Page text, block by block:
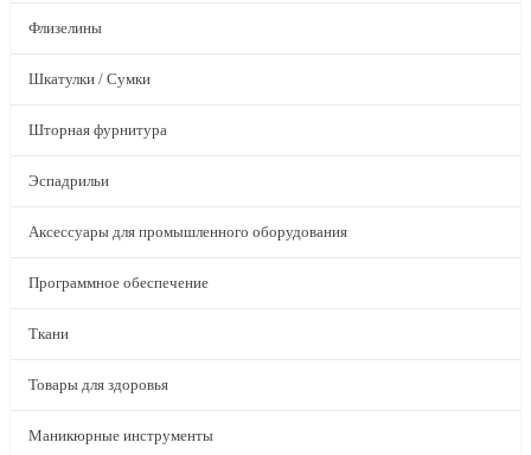
Флизелины
Шкатулки / Сумки
Шторная фурнитура
Эспадрильи
Аксессуары для промышленного оборудования
Программное обеспечение
Ткани
Товары для здоровья
Маникюрные инструменты